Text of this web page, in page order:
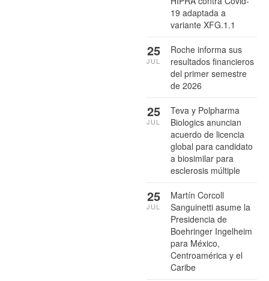
19 adaptada a
variante XFG.1.1
Roche informa sus
resultados financieros
del primer semestre
de 2026
25
JUL
Teva y Polpharma
Biologics anuncian
acuerdo de licencia
global para candidato
a biosimilar para
esclerosis múltiple
25
JUL
Martín Corcoll
Sanguinetti asume la
Presidencia de
Boehringer Ingelheim
para México,
Centroamérica y el
Caribe
25
JUL